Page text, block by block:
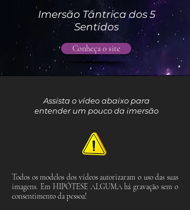
Imersão Tântrica dos 5
Sentidos
Conheça o site
Assista o vídeo abaixo para
entender um pouco da imersão
Todos os modelos dos vídeos autorizaram o uso das suas
imagens. Em HIPÓTESE ALGUMA há gravação sem o
consentimento da pessoa!